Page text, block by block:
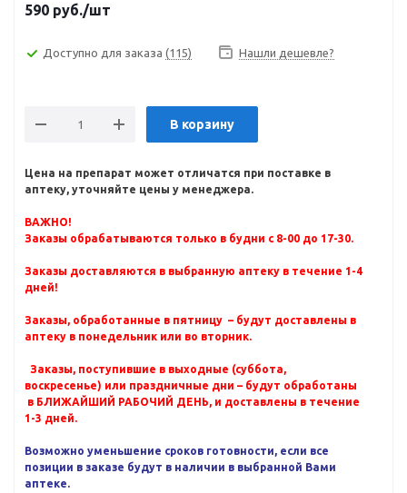
590 руб./шт
Доступно для заказа (115) Нашли дешевле?
В корзину
Цена на препарат может отличатся при поставке в
аптеку, уточняйте цены у менеджера.
ВАЖНО!
Заказы обрабатываются только в будни с 8-00 до 17-30.
Заказы доставляются в выбранную аптеку в течение 1-4
дней!
Заказы, обработанные в пятницу – будут доставлены в
аптеку в понедельник или во вторник.
Заказы, поступившие в выходные (суббота,
воскресенье) или праздничные дни – будут обработаны
в БЛИЖАЙШИЙ РАБОЧИЙ ДЕНЬ, и доставлены в течение
1-3 дней.
Возможно уменьшение сроков готовности, если все
позиции в заказе будут в наличии в выбранной Вами
аптеке.